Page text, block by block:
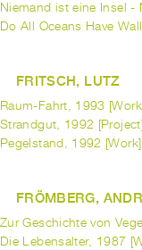
Niemand ist eine Insel -
Do All Oceans Have
FRITSCH, LUTZ
Raum-Fahrt, 1993
Strandgut, 1992 [Project]
Pegelstand, 1992 [Work]
FRÖMBERG,
Zur Geschichte von
Die Lebensalter, 1987